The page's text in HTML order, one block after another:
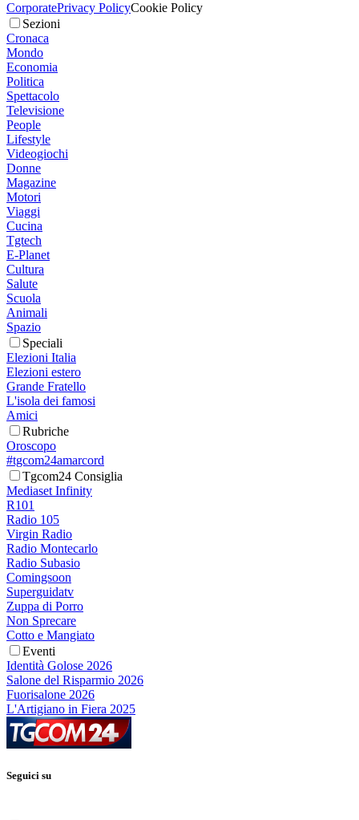
CorporatePrivacy PolicyCookie Policy
Sezioni
Cronaca
Mondo
Economia
Politica
Spettacolo
Televisione
People
Lifestyle
Videogiochi
Donne
Magazine
Motori
Viaggi
Cucina
Tgtech
E-Planet
Cultura
Salute
Scuola
Animali
Spazio
Speciali
Elezioni Italia
Elezioni estero
Grande Fratello
L'isola dei famosi
Amici
Rubriche
Oroscopo
#tgcom24amarcord
Tgcom24 Consiglia
Mediaset Infinity
R101
Radio 105
Virgin Radio
Radio Montecarlo
Radio Subasio
Comingsoon
Superguidatv
Zuppa di Porro
Non Sprecare
Cotto e Mangiato
Eventi
Identità Golose 2026
Salone del Risparmio 2026
Fuorisalone 2026
L'Artigiano in Fiera 2025
Seguici su